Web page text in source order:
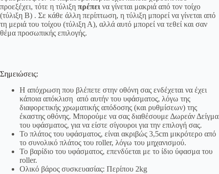
προεξέχει, τότε η τύλιξη πρέπει να γίνεται μακριά από τον τοίχο
(τύλιξη Β) . Σε κάθε άλλη περίπτωση, η τύλιξη μπορεί να γίνεται από
τη μεριά του τοίχου (τύλιξη Α), αλλά αυτό μπορεί να τεθεί και σαν
θέμα προσωπικής επιλογής.
Σημειώσεις:
Η απόχρωση που βλέπετε στην οθόνη σας ενδέχεται να έχει
κάποια απόκλιση από αυτήν του υφάσματος, λόγω της
διαφορετικής χρωματικής απόδοσης (και ρυθμίσεων) της
έκαστης οθόνης. Μπορούμε να σας διαθέσουμε Δωρεάν Δείγμα
του υφάσματος, για να είστε σίγουροι για την επιλογή σας.
Το πλάτος του υφάσματος, είναι ακριβώς 3,5cm μικρότερο από
το συνολικό πλάτος του roller, λόγω του μηχανισμού.
Το βαρίδιο του υφάσματος, επενδύεται με το ίδιο ύφασμα του
roller.
Ολικό βάρος συσκευασίας: Περίπου 2kg